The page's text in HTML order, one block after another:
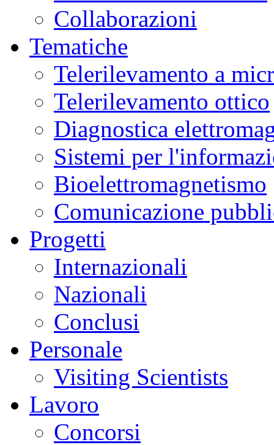
Collaborazioni
Tematiche
Telerilevamento a
Telerilevamento ottico
Diagnostica
Sistemi per
Bioelettromagnetismo
Comunicazione
Progetti
Internazionali
Nazionali
Conclusi
Personale
Visiting Scientists
Lavoro
Concorsi